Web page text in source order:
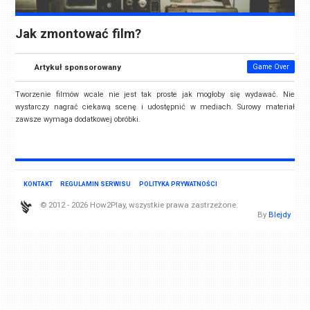
Jak zmontować film?
Artykuł sponsorowany Game Over
Tworzenie filmów wcale nie jest tak proste jak mogłoby się wydawać. Nie
wystarczy nagrać ciekawą scenę i udostępnić w mediach. Surowy materiał
zawsze wymaga dodatkowej obróbki.
KONTAKT REGULAMIN SERWISU POLITYKA PRYWATNOŚCI
© 2012 - 2026 How2Play, wszystkie prawa zastrzeżone.
By Blejdy